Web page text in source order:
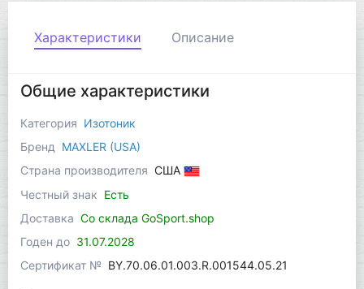
Характеристики Описание
Общие характеристики
Категория Изотоник
Бренд
MAXLER (USA)
Страна производителя США
Честный знак Есть
Доставка Со склада GoSport.shop
Годен до 31.07.2028
Сертификат № BY.70.06.01.003.R.001544.05.21